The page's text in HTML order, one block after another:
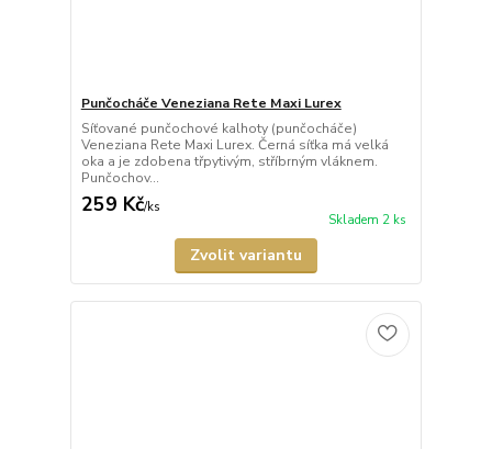
Punčocháče Veneziana Rete Maxi Lurex
Síťované punčochové kalhoty (punčocháče)
Veneziana Rete Maxi Lurex. Černá síťka má velká
oka a je zdobena třpytivým, stříbrným vláknem.
Punčochov...
259 Kč/ks
Skladem 2 ks
Zvolit variantu